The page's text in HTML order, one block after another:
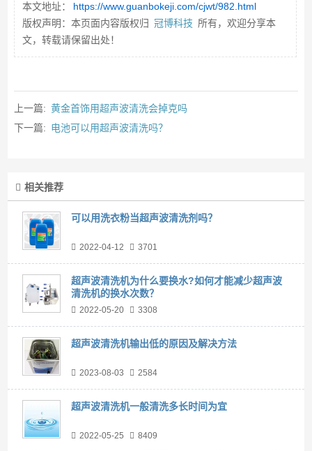
本文地址：
https://www.guanbokeji.com/cjwt/982.html
版权声明：本页面内容版权归 冠博科技 所有，欢迎分享本
文，转载请保留出处！
上一篇: 黄金首饰用超声波清洗会掉克吗
下一篇: 电池可以用超声波清洗吗？
相关推荐
可以用洗衣粉当超声波清洗剂吗？
2022-04-12 3701
超声波清洗机为什么要换水?如何才能减少超声波
清洗机的换水次数？
2022-05-20 3308
超声波清洗机输出低的原因及解决方法
2023-08-03 2584
超声波清洗机一般清洗多长时间为宜
2022-05-25 8409